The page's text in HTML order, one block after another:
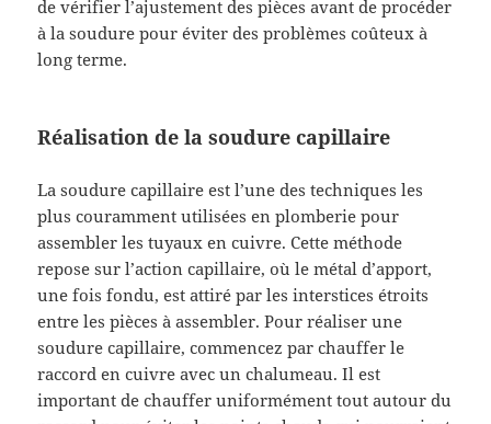
de vérifier l’ajustement des pièces avant de procéder
à la soudure pour éviter des problèmes coûteux à
long terme.
Réalisation de la soudure capillaire
La soudure capillaire est l’une des techniques les
plus couramment utilisées en plomberie pour
assembler les tuyaux en cuivre. Cette méthode
repose sur l’action capillaire, où le métal d’apport,
une fois fondu, est attiré par les interstices étroits
entre les pièces à assembler. Pour réaliser une
soudure capillaire, commencez par chauffer le
raccord en cuivre avec un chalumeau. Il est
important de chauffer uniformément tout autour du